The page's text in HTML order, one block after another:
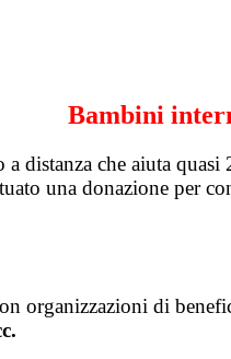
Bambini
distanza che aiuta
una donazione per
organizzazioni di